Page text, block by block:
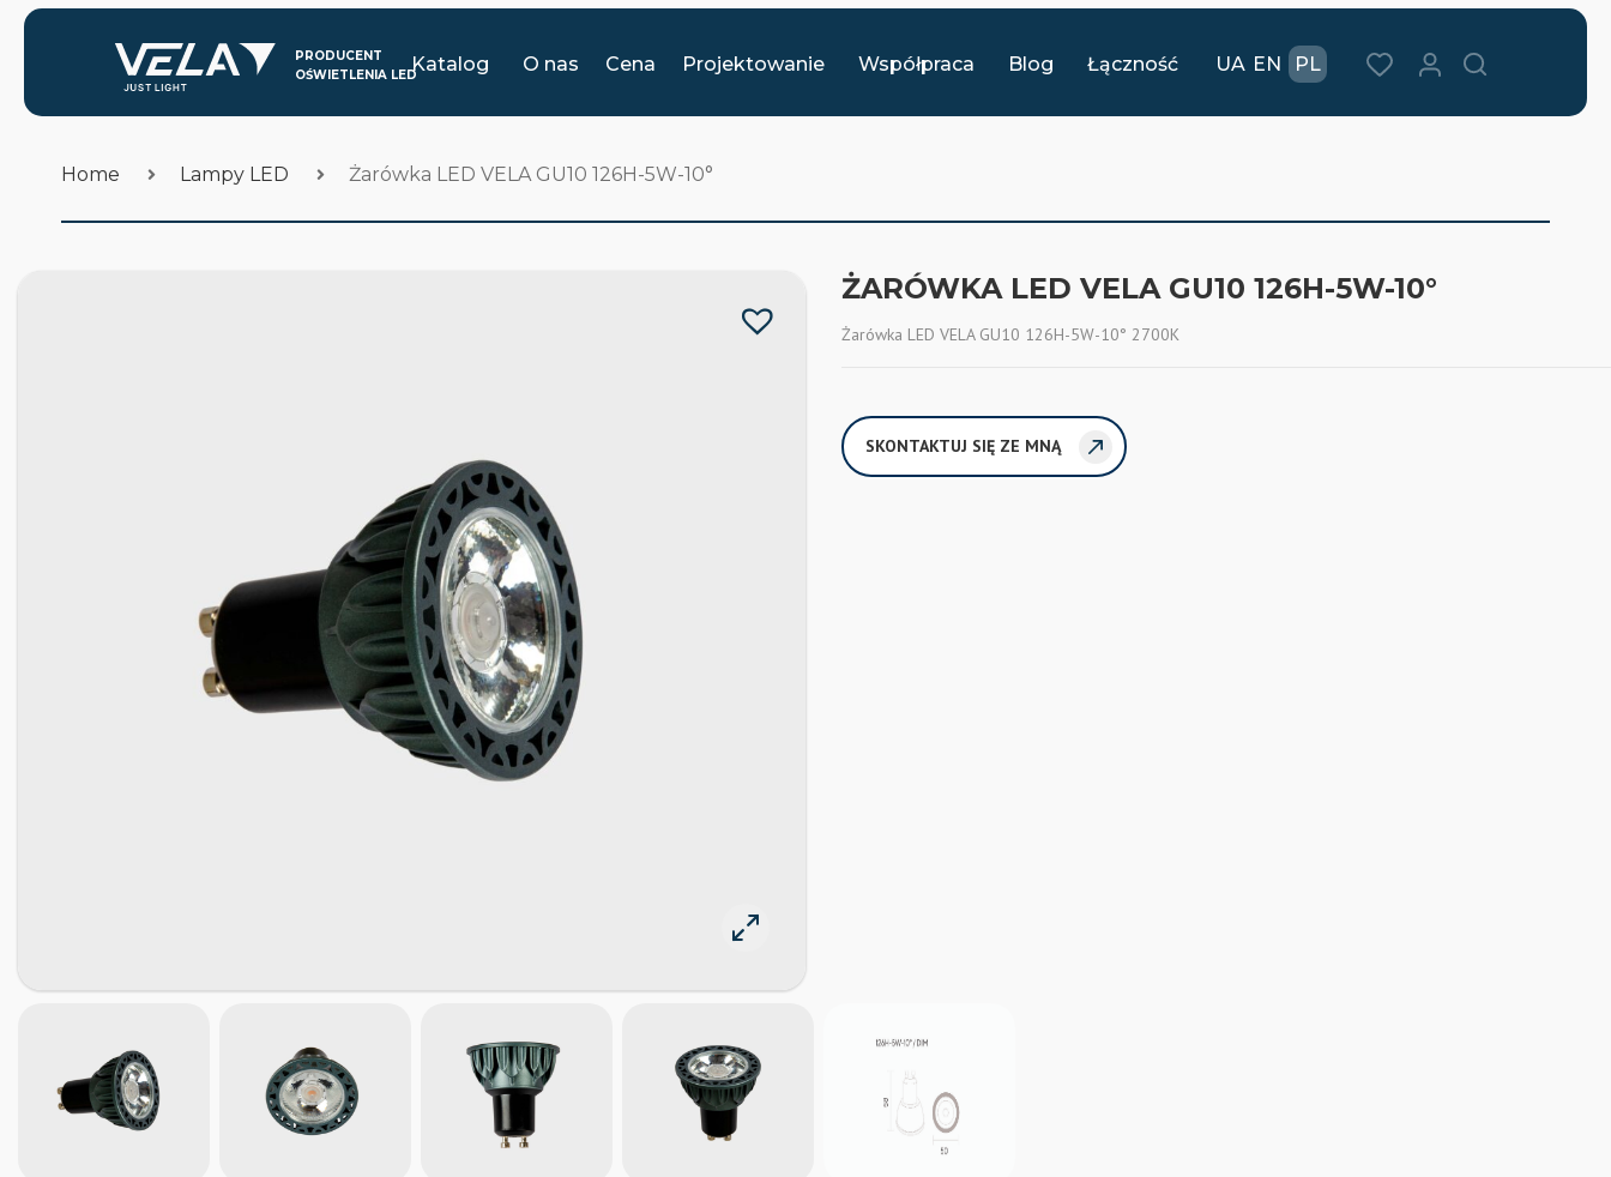
Katalog O nas Cena Projektowanie Współpraca Blog Łączność EN PL
UA
Home Lampy LED Żarówka LED VELA GU10 126H-5W-10°
ŻARÓWKA LED VELA GU10 126H-5W-10°
Żarówka LED VELA GU10 126H-5W-10° 2700K
SKONTAKTUJ SIĘ ZE MNĄ